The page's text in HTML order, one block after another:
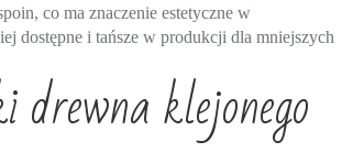
co ma znaczenie estetyczne w
dostępne i tańsze w produkcji dla mniejszych
klejonego